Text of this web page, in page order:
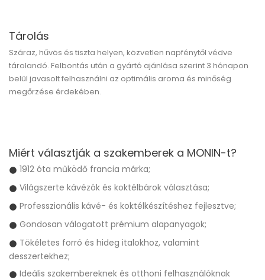
Tárolás
Száraz, hűvös és tiszta helyen, közvetlen napfénytől védve
tárolandó. Felbontás után a gyártó ajánlása szerint 3 hónapon
belül javasolt felhasználni az optimális aroma és minőség
megőrzése érdekében.
Miért választják a szakemberek a MONIN-t?
1912 óta működő francia márka;
Világszerte kávézók és koktélbárok választása;
Professzionális kávé- és koktélkészítéshez fejlesztve;
Gondosan válogatott prémium alapanyagok;
Tökéletes forró és hideg italokhoz, valamint
desszertekhez;
Ideális szakembereknek és otthoni felhasználóknak